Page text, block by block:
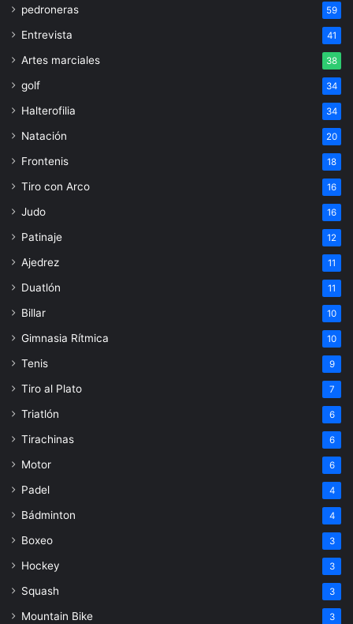
pedroneras 59
Entrevista 41
Artes marciales 38
golf 34
Halterofilia 34
Natación 20
Frontenis 18
Tiro con Arco 16
Judo 16
Patinaje 12
Ajedrez 11
Duatlón 11
Billar 10
Gimnasia Rítmica 10
Tenis 9
Tiro al Plato 7
Triatlón 6
Tirachinas 6
Motor 6
Padel 4
Bádminton 4
Boxeo 3
Hockey 3
Squash 3
Mountain Bike 3